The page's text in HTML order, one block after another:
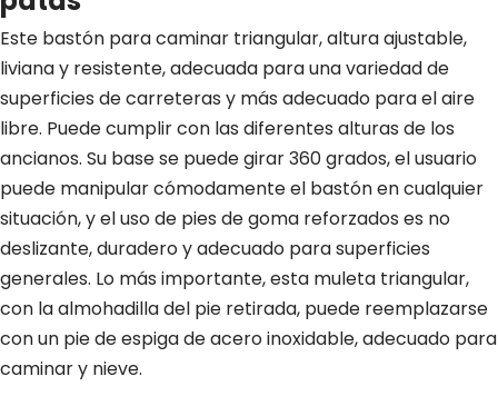
Este bastón para caminar triangular, altura ajustable,
liviana y resistente, adecuada para una variedad de
superficies de carreteras y más adecuado para el aire
libre. Puede cumplir con las diferentes alturas de los
ancianos. Su base se puede girar 360 grados, el usuario
puede manipular cómodamente el bastón en cualquier
situación, y el uso de pies de goma reforzados es no
deslizante, duradero y adecuado para superficies
generales. Lo más importante, esta muleta triangular,
con la almohadilla del pie retirada, puede reemplazarse
con un pie de espiga de acero inoxidable, adecuado para
caminar y nieve.